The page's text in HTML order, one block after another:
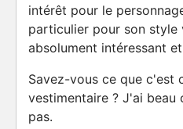
intérêt pour le
particulier pour son style
absolument intéressant
Savez-vous ce que c'est
vestimentaire ? J'ai beau
pas.